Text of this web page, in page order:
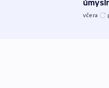
včera